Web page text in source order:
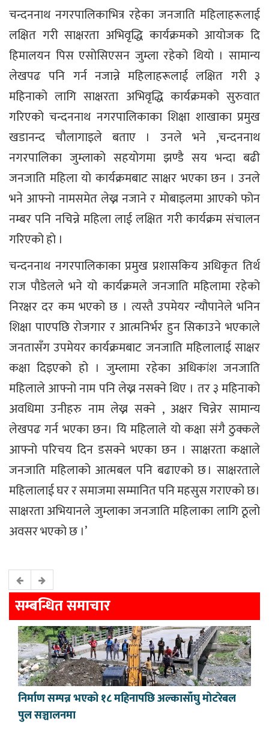
चन्दननाथ नगरपालिकाभित्र रहेका जनजाति महिलाहरूलाई
लक्षित गरी साक्षरता अभिवृद्धि कार्यक्रमको आयोजक दि
हिमालयन पिस एसोसिएसन जुम्ला रहेको थियो । सामान्य
लेखपढ पनि गर्न नजान्ने महिलाहरूलाई लक्षित गरी ३
महिनाको लागि साक्षरता अभिवृद्धि कार्यक्रमको सुरुवात
गरिएको चन्दननाथ नगरपालिकाका शिक्षा शाखाका प्रमुख
खडानन्द चौलागाइले बताए । उनले भने ,चन्दननाथ
नगरपालिका जुम्लाको सहयोगमा झण्डै सय भन्दा बढी
जनजाति महिला यो कार्यक्रमबाट साक्षर भएका छन । उनले
भने आफ्नो नामसमेत लेख्न नजाने र मोबाइलमा आएको फोन
नम्बर पनि नचिन्ने महिला लाई लक्षित गरी कार्यक्रम संचालन
गरिएको हो ।
चन्दननाथ नगरपालिकाका प्रमुख प्रशासकिय अधिकृत तिर्थ
राज पौडेलले भने यो कार्यक्रमले जनजाति महिलामा रहेको
निरक्षर दर कम भएको छ । त्यस्तै उपमेयर न्यौपानेले भनिन
शिक्षा पाएपछि रोजगार र आत्मनिर्भर हुन सिकाउने भएकाले
जनतासँग उपमेयर कार्यक्रमबाट जनजाति महिलालाई साक्षर
कक्षा दिइएको हो । जुम्लामा रहेका अधिकांश जनजाति
महिलाले आफ्नो नाम पनि लेख्न नसक्ने थिए । तर ३ महिनाको
अवधिमा उनीहरु नाम लेख्न सक्ने , अक्षर चिन्नेर सामान्य
लेखपढ गर्न भएका छन। यि महिलाले यो कक्षा संगै ठुक्कले
आफ्नो परिचय दिन डसक्ने भएका छन । साक्षरता कक्षाले
जनजाति महिलाको आत्मबल पनि बढाएको छ । साक्षरताले
महिलालाई घर र समाजमा सम्मानित पनि महसुस गराएको छ।
साक्षरता अभियानले जुम्लाका जनजाति महिलाका लागि ठूलो
अवसर भएको छ ।’
सम्बन्धित समाचार
निर्माण सम्पन्न भएको १८ महिनापछि अल्कासाँघु मोटरेबल
पुल सञ्चालनमा